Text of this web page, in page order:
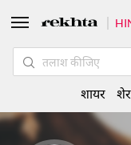
शायर शेर